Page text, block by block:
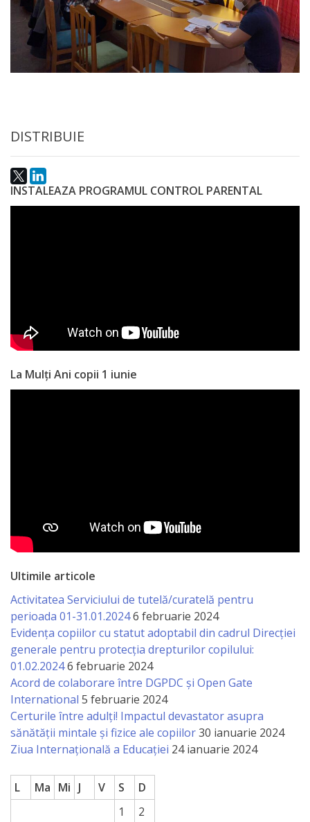
a
paginii
web
DISTRIBUIE
INSTALEAZA PROGRAMUL CONTROL PARENTAL
La Mulți Ani copii 1 iunie
Ultimile articole
Activitatea Serviciului de tutelă/curatelă pentru
perioada 01-31.01.20246 februarie 2024
Evidența copiilor cu statut adoptabil din cadrul Direcției
generale pentru protecția drepturilor copilului:
01.02.20246 februarie 2024
Acord de colaborare între DGPDC și Open Gate
International 5 februarie 2024
Certurile între adulți! Impactul devastator asupra
sănătății mintale și fizice ale copiilor30 ianuarie 2024
Ziua Internațională a Educației 24 ianuarie 2024
L Ma Mi J V S
D
1
2